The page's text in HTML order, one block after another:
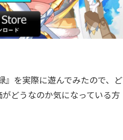
』を実際に遊んでみたので、ど
どうなのか気になっている方